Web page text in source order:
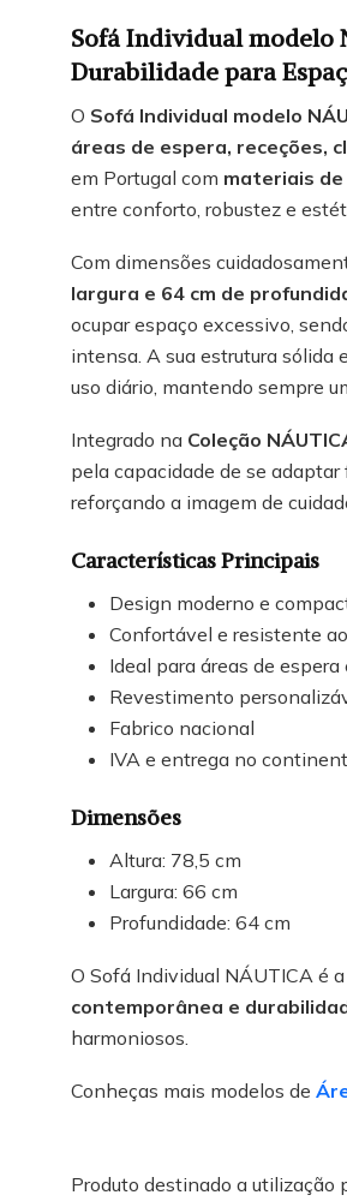
Sofá Individual modelo
Durabilidade para
O Sofá Individual modelo
áreas de espera, receções,
em Portugal com materiais
entre conforto, robustez e
Com dimensões
largura e 64 cm de
ocupar espaço excessivo,
intensa. A sua estrutura sólida
uso diário, mantendo sempre
Integrado na Coleção
pela capacidade de se
reforçando a imagem de
Características Principais
Design moderno e
Confortável e resistente
Ideal para áreas de espera
Revestimento
Fabrico nacional
IVA e entrega no
Dimensões
Altura: 78,5 cm
Largura: 66 cm
Profundidade: 64 cm
O Sofá Individual NÁUTICA é
contemporânea e
harmoniosos.
Conheças mais modelos de
Produto destinado a utilização